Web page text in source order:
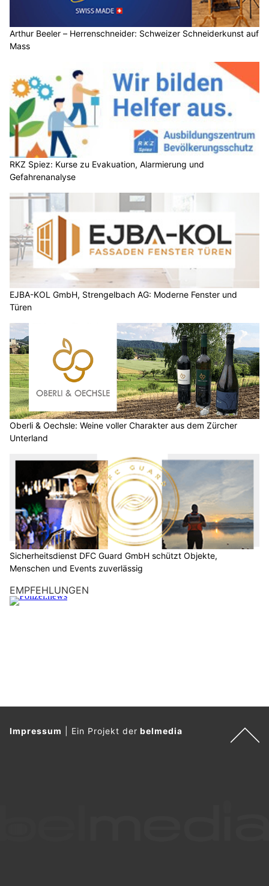
Arthur Beeler – Herrenschneider: Schweizer Schneiderkunst auf
Mass
RKZ Spiez: Kurse zu Evakuation, Alarmierung und
Gefahrenanalyse
EJBA-KOL GmbH, Strengelbach AG: Moderne Fenster und
Türen
Oberli & Oechsle: Weine voller Charakter aus dem Zürcher
Unterland
Sicherheitsdienst DFC Guard GmbH schützt Objekte,
Menschen und Events zuverlässig
EMPFEHLUNGEN
Impressum Ein Projekt derbelmedia